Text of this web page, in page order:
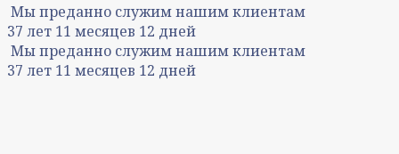
Мы преданно служим нашим клиентам
37 лет 11 месяцев 12 дней
Мы преданно служим нашим клиентам
37 лет 11 месяцев 12 дней